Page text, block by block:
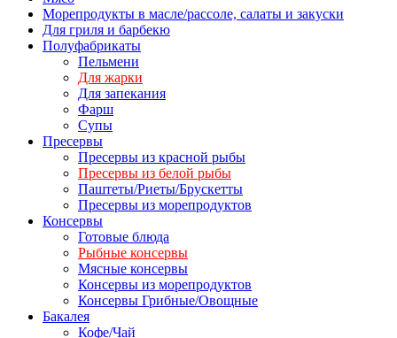
Морепродукты в масле/рассоле, салаты и закуски
Для гриля и барбекю
Полуфабрикаты
Пельмени
Для жарки
Для запекания
Фарш
Супы
Пресервы
Пресервы из красной рыбы
Пресервы из белой рыбы
Паштеты/Риеты/Брускетты
Пресервы из морепродуктов
Консервы
Готовые блюда
Рыбные консервы
Мясные консервы
Консервы из морепродуктов
Консервы Грибные/Овощные
Бакалея
Кофе/Чай